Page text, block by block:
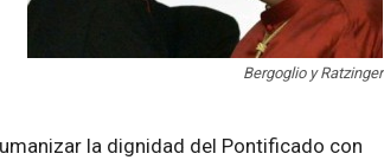
Bergoglio y Ratzinger
la dignidad del Pontificado con